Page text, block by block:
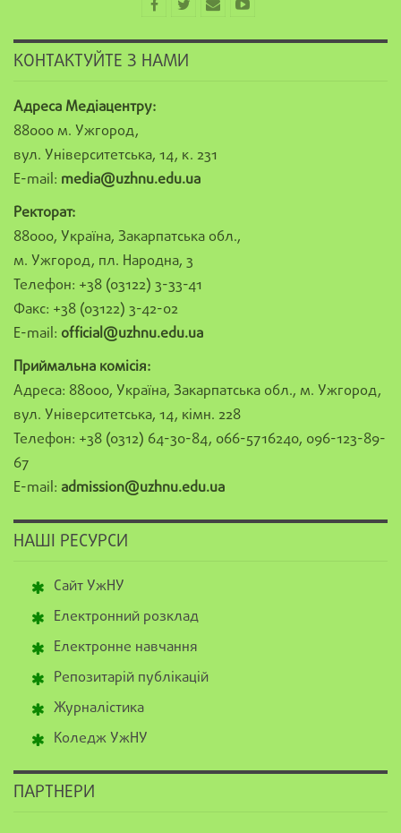
КОНТАКТУЙТЕ З НАМИ
Адреса Медіацентру:
88000 м. Ужгород,
вул. Університетська, 14, к. 231
E-mail: media@uzhnu.edu.ua
Ректорат:
88000, Україна, Закарпатська обл.,
м. Ужгород, пл. Народна, 3
Телефон: +38 (03122) 3-33-41
Факс: +38 (03122) 3-42-02
E-mail: official@uzhnu.edu.ua
Приймальна комісія:
Адреса: 88000, Україна, Закарпатська обл., м. Ужгород,
вул. Університетська, 14, кімн. 228
Телефон: +38 (0312) 64-30-84, 066-5716240, 096-123-89-
67
E-mail: admission@uzhnu.edu.ua
НАШІ РЕСУРСИ
Сайт УжНУ
Електронний розклад
Електронне навчання
Репозитарій публікацій
Журналістика
Коледж УжНУ
ПАРТНЕРИ